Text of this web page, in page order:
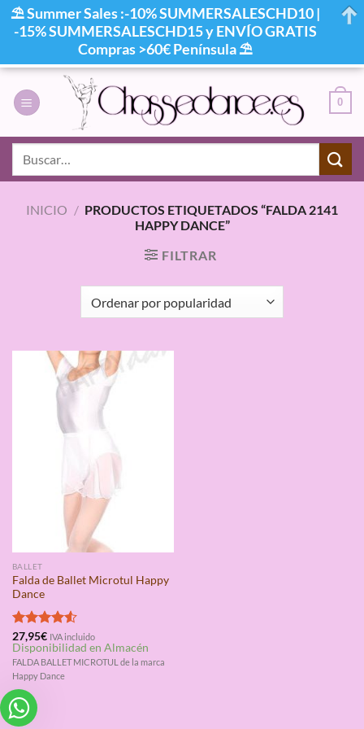
contenido
0
INICIO / PRODUCTOS ETIQUETADOS “FALDA 2141
HAPPY DANCE”
FILTRAR
BALLET
Falda de Ballet Microtul Happy
Dance
Valorado
con4.50
de 5
27,95€ IVA incluido
Disponibilidad en Almacén
FALDA BALLET MICROTUL de la marca
Happy Dance
⛱ Summer Sales :-10% SUMMERSALESCHD10 |
-15% SUMMERSALESCHD15 y ENVÍO GRATIS
Compras >60€ Península ⛱